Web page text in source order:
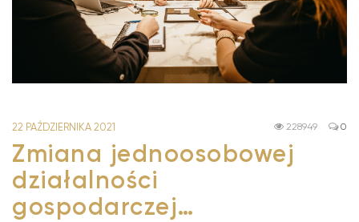
22 PAŹDZIERNIKA 2021 0
228949
Zmiana jednoosobowej
działalności
gospodarczej…